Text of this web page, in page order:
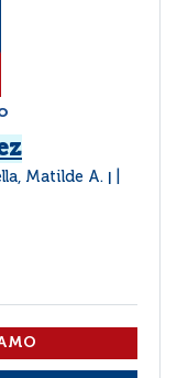
Matilde A.